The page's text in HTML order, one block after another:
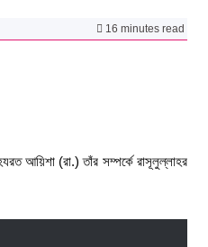
16 minutes read
আয়িশা (রা.) তাঁর সম্পর্কে রাসূলুল্লাহর